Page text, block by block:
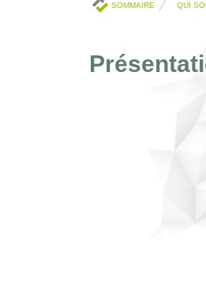
SOMMAIRE QUI